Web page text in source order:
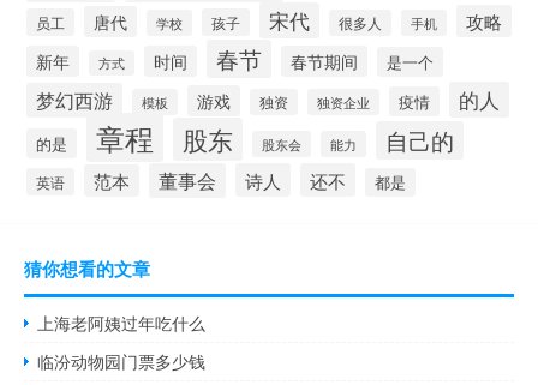
员工 唐代 学校 孩子 宋代 很多人 手机 攻略
新年 方式 时间 春节 春节期间 是一个
梦幻西游 模板 游戏 独资 独资企业 疫情 的人
的是 章程 股东 股东会 能力 自己的
英语 范本 董事会 诗人 还不 都是
猜你想看的文章
上海老阿姨过年吃什么
临汾动物园门票多少钱